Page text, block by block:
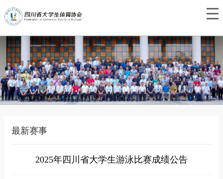
最新赛事
2025年四川省大学生游泳比赛成绩公告